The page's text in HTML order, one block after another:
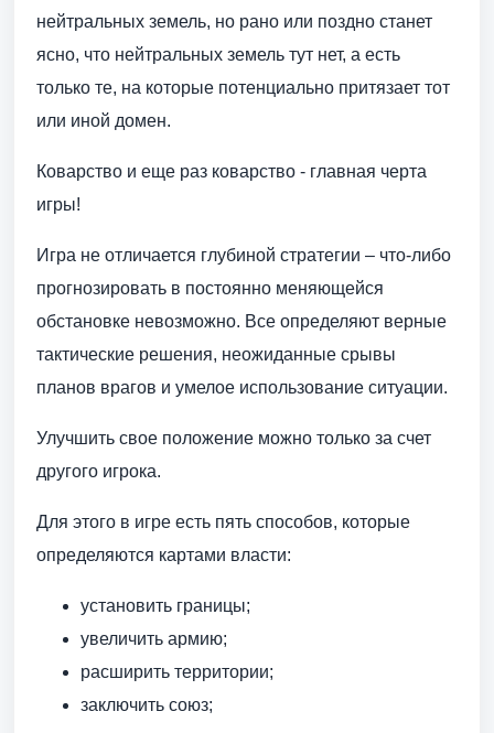
нейтральных земель, но рано или поздно станет
ясно, что нейтральных земель тут нет, а есть
только те, на которые потенциально притязает тот
или иной домен.
Коварство и еще раз коварство - главная черта
игры!
Игра не отличается глубиной стратегии – что-либо
прогнозировать в постоянно меняющейся
обстановке невозможно. Все определяют верные
тактические решения, неожиданные срывы
планов врагов и умелое использование ситуации.
Улучшить свое положение можно только за счет
другого игрока.
Для этого в игре есть пять способов, которые
определяются картами власти:
установить границы;
увеличить армию;
расширить территории;
заключить союз;